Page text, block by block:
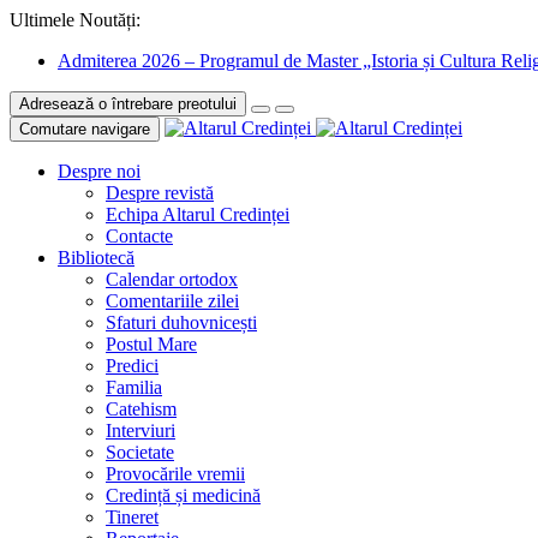
Ultimele Noutăți:
Admiterea 2026 – Programul de Master „Istoria și Cultura
Adresează o întrebare preotului
Comutare navigare
Despre noi
Despre revistă
Echipa Altarul Credinței
Contacte
Bibliotecă
Calendar ortodox
Comentariile zilei
Sfaturi duhovnicești
Postul Mare
Predici
Familia
Catehism
Interviuri
Societate
Provocările vremii
Credință și medicină
Tineret